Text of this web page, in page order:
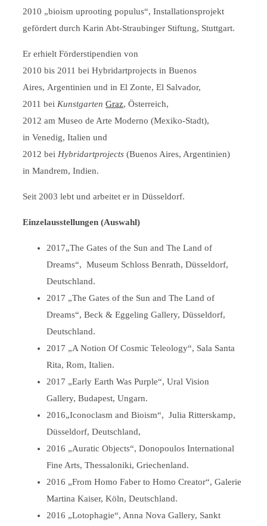
2010 „bioism uprooting populus“, Installationsprojekt
gefördert durch Karin Abt-Straubinger Stiftung, Stuttgart.
Er erhielt Förderstipendien von
2010 bis 2011 bei Hybridartprojects in Buenos
Aires, Argentinien und in El Zonte, El Salvador,
2011 bei Kunstgarten Graz, Österreich,
2012 am Museo de Arte Moderno (Mexiko-Stadt),
in Venedig, Italien und
2012 bei Hybridartprojects(Buenos Aires, Argentinien)
in Mandrem, Indien.
Seit 2003 lebt und arbeitet er in Düsseldorf.
Einzelausstellungen (Auswahl)
2017„The Gates of the Sun and The Land of
Dreams“, Museum Schloss Benrath, Düsseldorf,
Deutschland.
2017 „The Gates of the Sun and The Land of
Dreams“, Beck & Eggeling Gallery, Düsseldorf,
Deutschland.
2017 „A Notion Of Cosmic Teleology“, Sala Santa
Rita, Rom, Italien.
2017 „Early Earth Was Purple“, Ural Vision
Gallery, Budapest, Ungarn.
2016„Iconoclasm and Bioism“, Julia Ritterskamp,
Düsseldorf, Deutschland,
2016 „Auratic Objects“, Donopoulos International
Fine Arts, Thessaloniki, Griechenland.
2016 „From Homo Faber to Homo Creator“, Galerie
Martina Kaiser, Köln, Deutschland.
2016 „Lotophagie“, Anna Nova Gallery, Sankt